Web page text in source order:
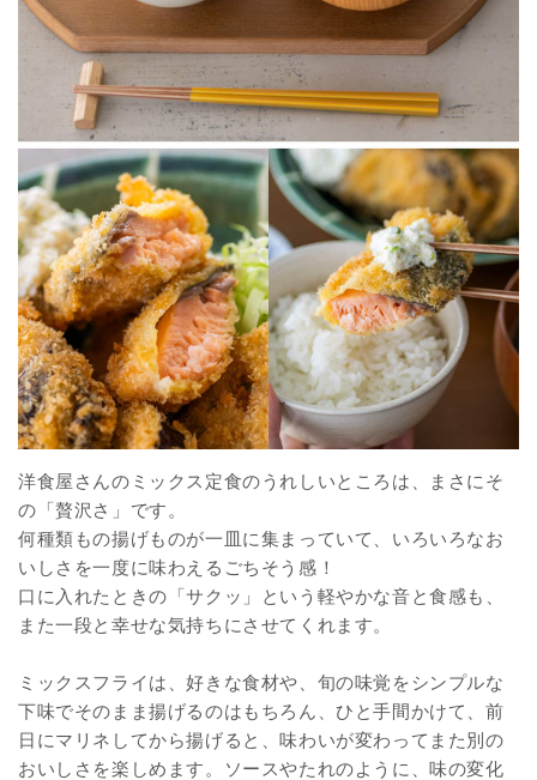
洋食屋さんのミックス定食のうれしいところは、まさにそ
の「贅沢さ」です。
何種類もの揚げものが一皿に集まっていて、いろいろなお
いしさを一度に味わえるごちそう感！
口に入れたときの「サクッ」という軽やかな音と食感も、
また一段と幸せな気持ちにさせてくれます。
ミックスフライは、好きな食材や、旬の味覚をシンプルな
下味でそのまま揚げるのはもちろん、ひと手間かけて、前
日にマリネしてから揚げると、味わいが変わってまた別の
おいしさを楽しめます。ソースやたれのように、味の変化